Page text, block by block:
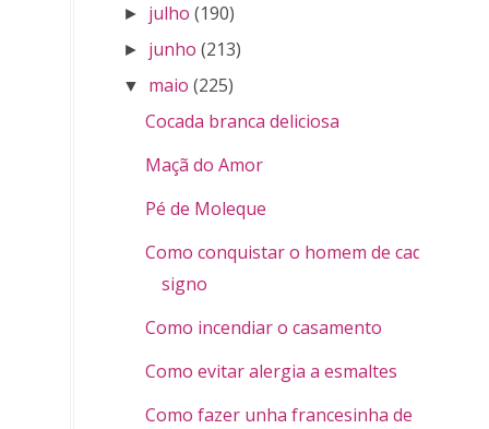
► julho (190)
► junho (213)
▼ maio (225)
Cocada branca deliciosa
Maçã do Amor
Pé de Moleque
Como conquistar o homem de cada
signo
Como incendiar o casamento
Como evitar alergia a esmaltes
Como fazer unha francesinha de